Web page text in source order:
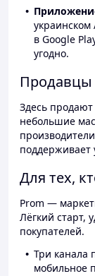
украинском
в Google
угодно.
Продавцы
Здесь
небольшие
поддерживает
Для тех,
Prom —
Лёгкий старт,
покупателей.
Три канала
мобильное